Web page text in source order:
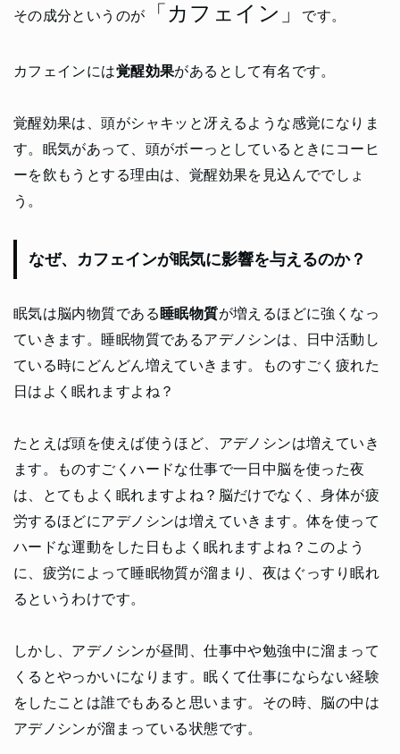
その成分というのが 「カフェイン」 です。
カフェインには覚醒効果があるとして有名です。
覚醒効果は、頭がシャキッと冴えるような感覚になりま
す。眠気があって、頭がボーっとしているときにコーヒ
ーを飲もうとする理由は、覚醒効果を見込んででしょ
う。
なぜ、カフェインが眠気に影響を与えるのか？
眠気は脳内物質である睡眠物質が増えるほどに強くなっ
ていきます。睡眠物質であるアデノシンは、日中活動し
ている時にどんどん増えていきます。ものすごく疲れた
日はよく眠れますよね？
たとえば頭を使えば使うほど、アデノシンは増えていき
ます。ものすごくハードな仕事で一日中脳を使った夜
は、とてもよく眠れますよね？脳だけでなく、身体が疲
労するほどにアデノシンは増えていきます。体を使って
ハードな運動をした日もよく眠れますよね？このよう
に、疲労によって睡眠物質が溜まり、夜はぐっすり眠れ
るというわけです。
しかし、アデノシンが昼間、仕事中や勉強中に溜まって
くるとやっかいになります。眠くて仕事にならない経験
をしたことは誰でもあると思います。その時、脳の中は
アデノシンが溜まっている状態です。